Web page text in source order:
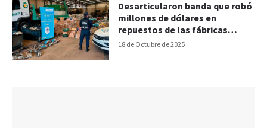
18 de Octubre de 2025
Desarticularon banda que robó
millones de dólares en
repuestos de las fábricas
automotrices